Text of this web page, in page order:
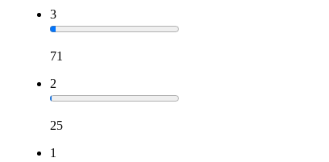
3
71
2
25
1